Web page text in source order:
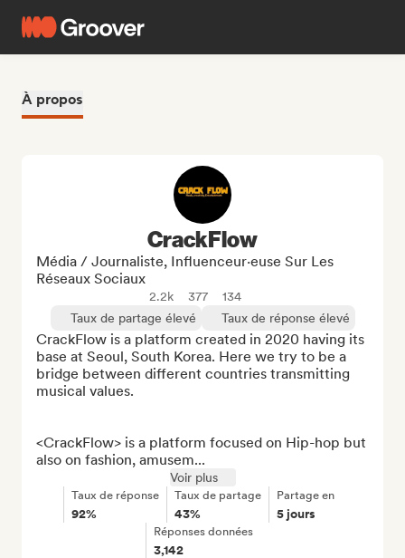
À propos
CrackFlow
Média / Journaliste, Influenceur·euse Sur Les
Réseaux Sociaux
2.2k 377
134
Taux de partage élevé
Taux de réponse élevé
CrackFlow is a platform created in 2020 having its
base at Seoul, South Korea. Here we try to be a
bridge between different countries transmitting
musical values.
<CrackFlow> is a platform focused on Hip-hop but
also on fashion, amusem...
Voir plus
Taux de réponse
92%
Taux de partage
43%
Partage en
5 jours
Réponses données
3,142